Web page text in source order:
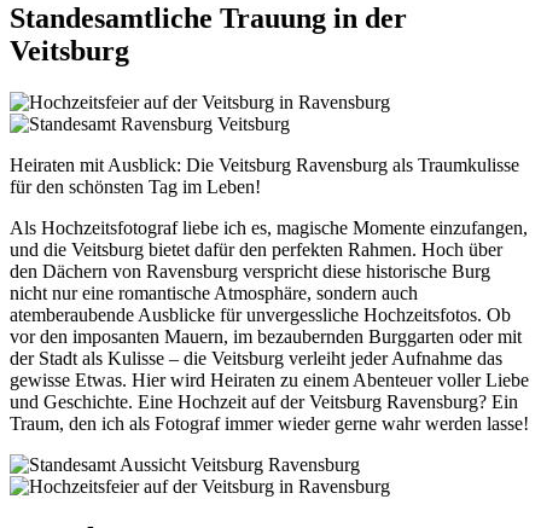
Standesamtliche Trauung in der
Veitsburg
Heiraten mit Ausblick: Die Veitsburg Ravensburg als Traumkulisse
für den schönsten Tag im Leben!
Als Hochzeitsfotograf liebe ich es, magische Momente einzufangen,
und die Veitsburg bietet dafür den perfekten Rahmen. Hoch über
den Dächern von Ravensburg verspricht diese historische Burg
nicht nur eine romantische Atmosphäre, sondern auch
atemberaubende Ausblicke für unvergessliche Hochzeitsfotos. Ob
vor den imposanten Mauern, im bezaubernden Burggarten oder mit
der Stadt als Kulisse – die Veitsburg verleiht jeder Aufnahme das
gewisse Etwas. Hier wird Heiraten zu einem Abenteuer voller Liebe
und Geschichte. Eine Hochzeit auf der Veitsburg Ravensburg? Ein
Traum, den ich als Fotograf immer wieder gerne wahr werden lasse!